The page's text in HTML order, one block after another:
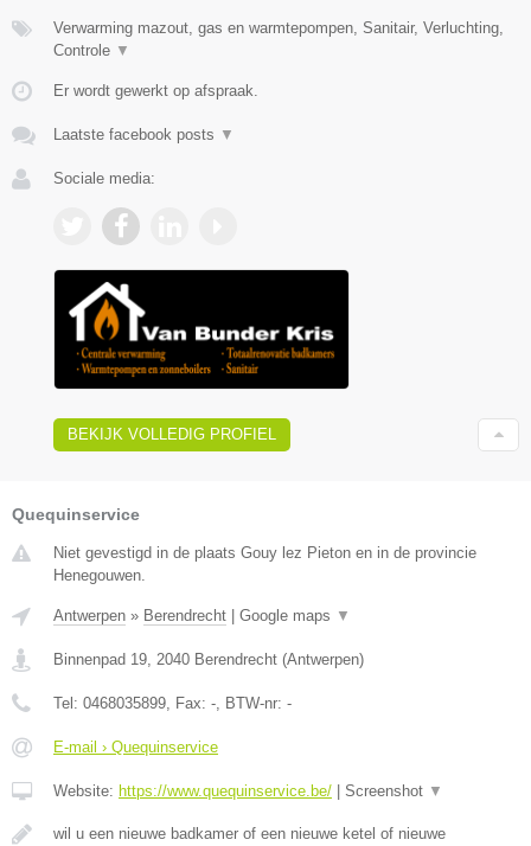
Verwarming mazout, gas en warmtepompen, Sanitair, Verluchting,
Controle ▼
Er wordt gewerkt op afspraak.
Laatste facebook posts ▼
Sociale media:
BEKIJK VOLLEDIG PROFIEL
Quequinservice
Niet gevestigd in de plaats Gouy lez Pieton en in de provincie
Henegouwen.
Antwerpen » Berendrecht Google maps ▼
Binnenpad 19, 2040 Berendrecht (Antwerpen)
Tel: 0468035899, Fax: -, BTW-nr: -
E-mail › Quequinservice
Website: https://www.quequinservice.be/ Screenshot ▼
wil u een nieuwe badkamer of een nieuwe ketel of nieuwe